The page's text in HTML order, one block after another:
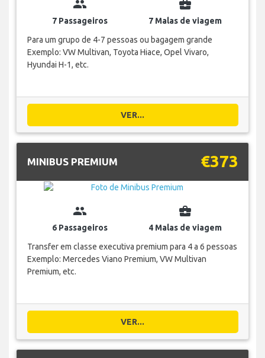
group
7 Passageiros
business_center
7 Malas de viagem
Para um grupo de 4-7 pessoas ou bagagem grande
Exemplo: VW Multivan, Toyota Hiace, Opel Vivaro,
Hyundai H-1, etc.
VER...
MINIBUS PREMIUM €373
group
6 Passageiros
business_center
4 Malas de viagem
Transfer em classe executiva premium para 4 a 6 pessoas
Exemplo: Mercedes Viano Premium, VW Multivan
Premium, etc.
VER...